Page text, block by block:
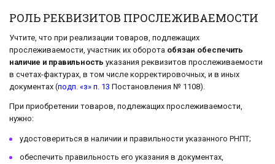
РОЛЬ РЕКВИЗИТОВ ПРОСЛЕЖИВАЕМОСТИ
Учтите, что при реализации товаров, подлежащих
прослеживаемости, участник их оборота обязан обеспечить
наличие и правильность указания реквизитов прослеживаемости
в счетах-фактурах, в том числе корректировочных, и в иных
документах (подп. «з» п. 13 Постановления № 1108).
При приобретении товаров, подлежащих прослеживаемости,
нужно:
удостовериться в наличии и правильности указанного РНПТ;
обеспечить правильность его указания в документах,